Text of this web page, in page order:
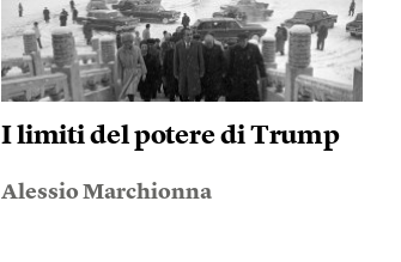
I limiti del potere di Trump
Alessio Marchionna